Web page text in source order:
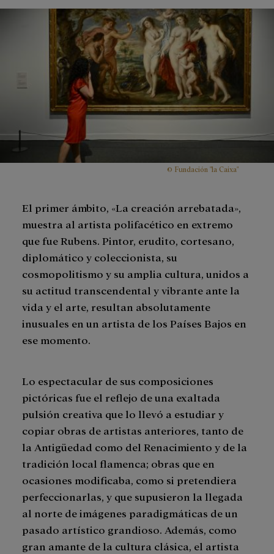
© Fundación "la Caixa"
El primer ámbito, «La creación arrebatada»,
muestra al artista polifacético en extremo
que fue Rubens. Pintor, erudito, cortesano,
diplomático y coleccionista, su
cosmopolitismo y su amplia cultura, unidos a
su actitud transcendental y vibrante ante la
vida y el arte, resultan absolutamente
inusuales en un artista de los Países Bajos en
ese momento.
Lo espectacular de sus composiciones
pictóricas fue el reflejo de una exaltada
pulsión creativa que lo llevó a estudiar y
copiar obras de artistas anteriores, tanto de
la Antigüedad como del Renacimiento y de la
tradición local flamenca; obras que en
ocasiones modificaba, como si pretendiera
perfeccionarlas, y que supusieron la llegada
al norte de imágenes paradigmáticas de un
pasado artístico grandioso. Además, como
gran amante de la cultura clásica, el artista